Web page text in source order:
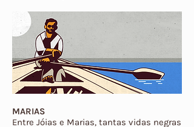
MARIAS
Entre Jóias e Marias, tantas vidas negras